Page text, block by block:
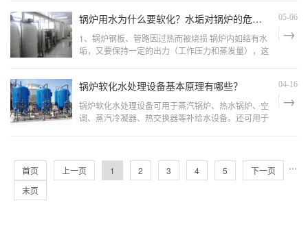
锅炉用水为什么要软化？水垢对锅炉的危害？ 05-06
1、锅炉钢板、管路因过热而被烧损 锅炉内如结有水
垢，又要保持一定的出力（工作压力和蒸发量），这
锅炉软化水处理设备基本原理有哪些？ 04-16
锅炉软化水处理设备可用于蒸汽锅炉、热水锅炉、空
调、蒸汽冷凝器、热交换器等补给水设备。还可用于
首页 上一页 1 2 3 4 5 ···
下一页
末页